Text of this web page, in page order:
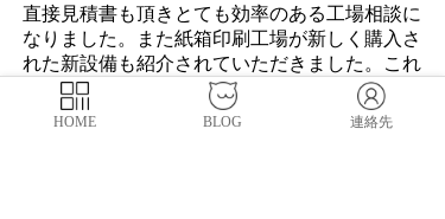
直接見積書も頂きとても効率のある工場相談に
なりました。また紙箱印刷工場が新しく購入さ
れた新設備も紹介されていただきました。これ
は全部自動プリント生産ラインで印刷質と効率
を向上できそうです。
HOME BLOG 連絡先